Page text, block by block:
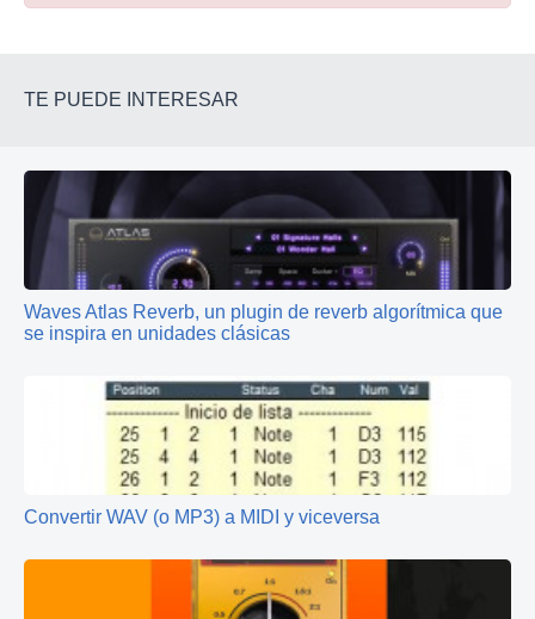
TE PUEDE INTERESAR
Waves Atlas Reverb, un plugin de reverb algorítmica que
se inspira en unidades clásicas
Convertir WAV (o MP3) a MIDI y viceversa